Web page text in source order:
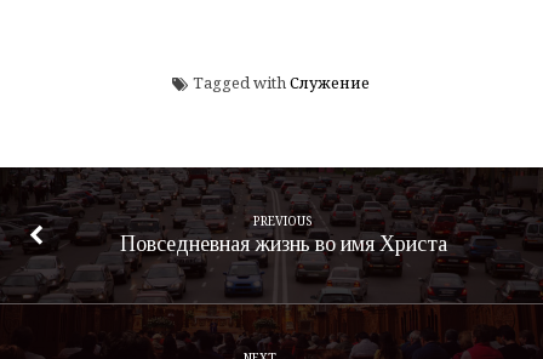
Tagged withСлужение
PREVIOUS
Повседневная жизнь во имя Христа